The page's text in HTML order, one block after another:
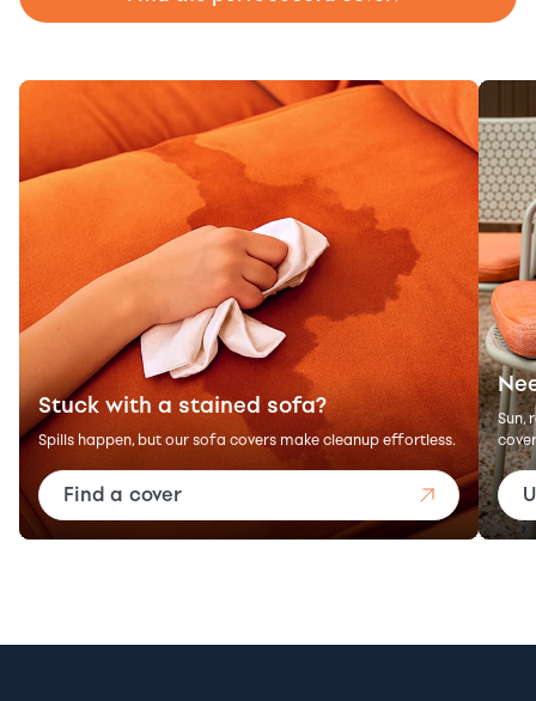
Stuck with a stained sofa?
Spills happen, but our sofa covers make cleanup effortless.
Find a cover
Sun,